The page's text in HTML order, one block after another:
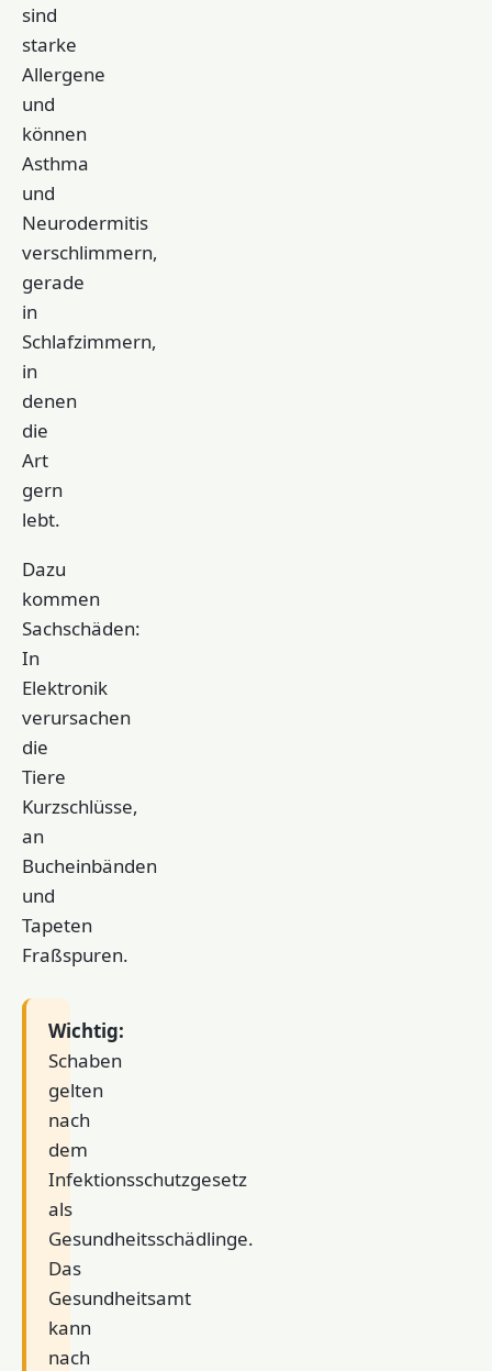
sind
starke
Allergene
und
können
Asthma
und
Neurodermitis
verschlimmern,
gerade
in
Schlafzimmern,
in
denen
die
Art
gern
lebt.
Dazu
kommen
Sachschäden:
In
Elektronik
verursachen
die
Tiere
Kurzschlüsse,
an
Bucheinbänden
und
Tapeten
Fraßspuren.
Wichtig:
Schaben
gelten
nach
dem
Infektionsschutzgesetz
als
Gesundheitsschädlinge.
Das
Gesundheitsamt
kann
nach